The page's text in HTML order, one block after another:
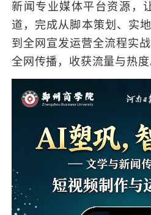
新闻专业媒体平台资源，
道，完成从脚本策划、实
到全网宣发运营全流程实
全网传播，收获流量与热度